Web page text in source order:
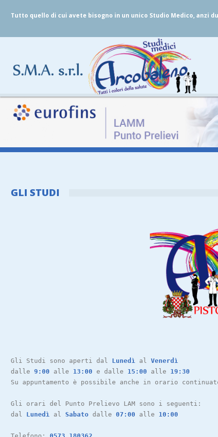
Tutto quello di cui avete bisogno in un unico Studio Medico, anzi
GLI STUDI
Gli Studi sono aperti dal Lunedì al Venerdì
dalle 9:00 alle 13:00 e dalle 15:00 alle 19:30
Su appuntamento è possibile anche in orario
Gli orari del Punto Prelievo LAM sono i seguenti:
dal Lunedì al Sabato dalle 07:00 alle 10:00